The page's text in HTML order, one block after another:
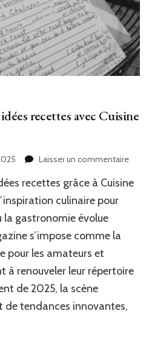
recettes avec Cuisine
Laisser un commentairesur
de
recettes grâce à Cuisine
culinaire pour
la gastronomie évolue
s’impose comme la
pour les amateurs et
à renouveler leur répertoire
de 2025, la scène
de tendances innovantes,